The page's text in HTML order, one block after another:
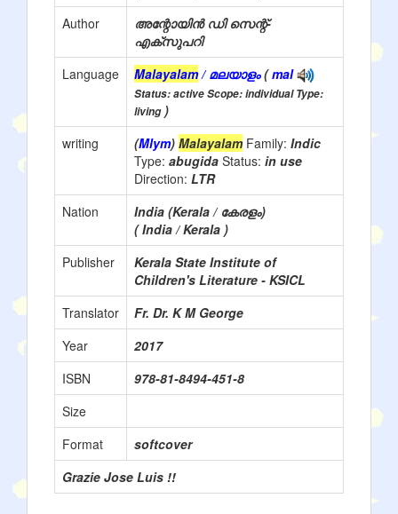
Author
അന്റോയിൻ ഡി സെന്റ്-
എക്സുപറി
Language
Malayalam/ മലയാളം(mal
Status: active Scope: individual Type:
living)
writing
(Mlym) Malayalam Family: Indic
Type: abugida Status: in use
Direction: LTR
Nation
India (Kerala / കേരളം)
( India / Kerala )
Publisher
Kerala State Institute of
Children's Literature - KSICL
Translator
Fr. Dr. K M George
Year
2017
ISBN
978-81-8494-451-8
Size
Format
softcover
Grazie Jose Luis !!